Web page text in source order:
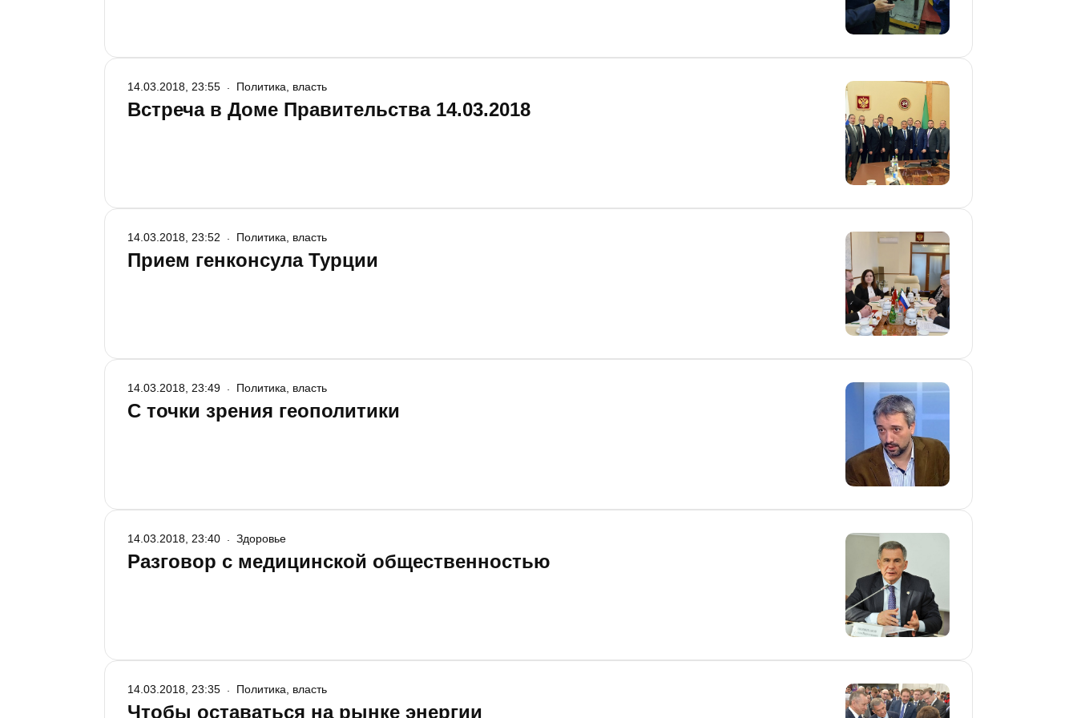
Встреча в Доме Правительства 14.03.2018
14.03.2018, 23:55 Политика, власть
Прием генконсула Турции
14.03.2018, 23:52 Политика, власть
С точки зрения геополитики
14.03.2018, 23:49 Политика, власть
Разговор с медицинской общественностью
14.03.2018, 23:40 Здоровье
Чтобы оставаться на рынке энергии
14.03.2018, 23:35 Политика, власть